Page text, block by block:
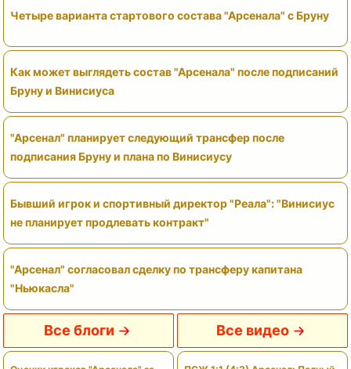
Четыре варианта стартового состава "Арсенала" с Бруну
Как может выглядеть состав "Арсенала" после подписаний
Бруну и Винисиуса
"Арсенал" планирует следующий трансфер после
подписания Бруну и плана по Винисиусу
Бывший игрок и спортивный директор "Реала": "Винисиус
не планирует продлевать контракт"
"Арсенал" согласовал сделку по трансферу капитана
"Ньюкасла"
Все блоги Все видео